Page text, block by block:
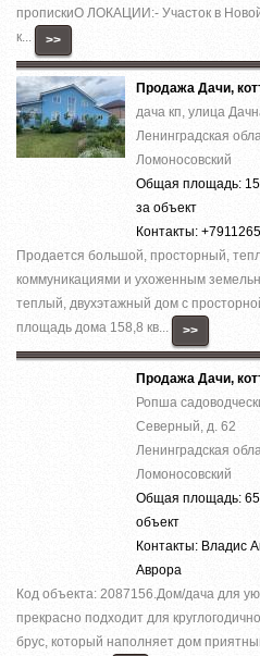
пропискиО ЛОКАЦИИ:- Участок в
к...
>>
Продажа Дачи,
дача кп, улица
Ленинградская
Ломоносовский
Общая площадь:
за объект
Контакты:
Продается большой, просторный,
коммуникациями и ухоженным
теплый, двухэтажный дом с
площадь дома 158,8 кв...
>>
Продажа Дачи,
Ропша
Северный, д. 62
Ленинградская
Ломоносовский
Общая площадь:
объект
Контакты: Владис
Аврора
Код объекта: 2087156.Дом/дача для
прекрасно подходит для
брус, который наполняет дом